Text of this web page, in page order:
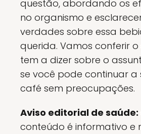
questão, abordando os
no organismo e
verdades sobre essa
querida. Vamos conferir
tem a dizer sobre o
se você pode continuar a
café sem preocupações.
Aviso editorial de saúde:
conteúdo é informativo e